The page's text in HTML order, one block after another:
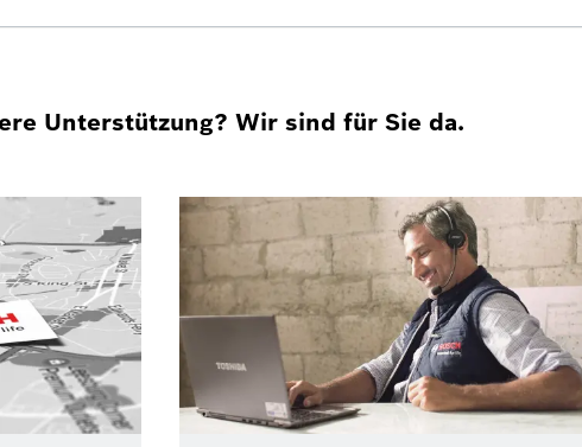
Unterstützung? Wir sind für Sie da.